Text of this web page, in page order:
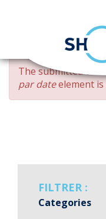
Skip
main
content
ERROR
MESSAGE
The submitted value
par dateelement is
FILTRER :
Categories